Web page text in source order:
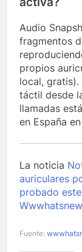
Audio
fragmentos
propios
local, gratis).
táctil desde
llamadas
en España
La noticia
auriculares
probado
Fuente: